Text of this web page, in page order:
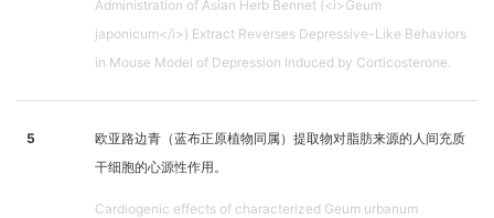
Administration of Asian Herb Bennet (<i>Geum
japonicum</i>) Extract Reverses Depressive-Like Behaviors
in Mouse Model of Depression Induced by Corticosterone.
5
欧亚路边青（蓝布正原植物同属）提取物对脂肪来源的人间充质
干细胞的心源性作用。
Cardiogenic effects of characterized Geum urbanum